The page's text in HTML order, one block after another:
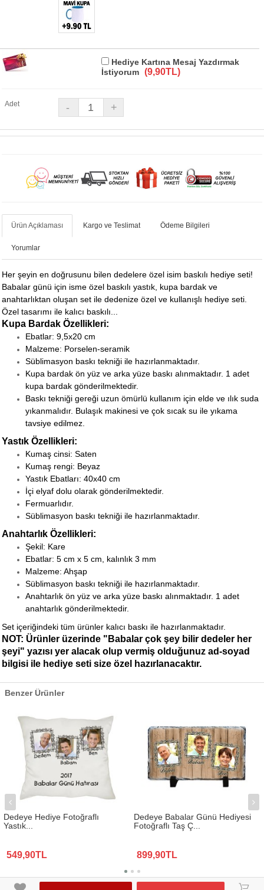
󰃦
Hediye Kartına Mesaj Yazdırmak
İstiyorum (9,90TL)
Adet
Ürün Açıklaması Kargo ve Teslimat Ödeme Bilgileri
Yorumlar
Her şeyin en doğrusunu bilen dedelere özel isim baskılı hediye seti!
Babalar günü için isme özel baskılı yastık, kupa bardak ve
anahtarlıktan oluşan set ile dedenize özel ve kullanışlı hediye seti.
Özel tasarımı ile kalıcı baskılı...
Kupa Bardak Özellikleri:
Ebatlar: 9,5x20 cm
Malzeme: Porselen-seramik
Süblimasyon baskı tekniği ile hazırlanmaktadır.
Kupa bardak ön yüz ve arka yüze baskı alınmaktadır. 1 adet
kupa bardak gönderilmektedir.
Baskı tekniği gereği uzun ömürlü kullanım için elde ve ılık suda
yıkanmalıdır. Bulaşık makinesi ve çok sıcak su ile yıkama
tavsiye edilmez.
Yastık Özellikleri:
Kumaş cinsi: Saten
Kumaş rengi: Beyaz
Yastık Ebatları: 40x40 cm
İçi elyaf dolu olarak gönderilmektedir.
Fermuarlıdır.
Süblimasyon baskı tekniği ile hazırlanmaktadır.
Anahtarlık Özellikleri:
Şekil: Kare
Ebatlar: 5 cm x 5 cm, kalınlık 3 mm
Malzeme: Ahşap
Süblimasyon baskı tekniği ile hazırlanmaktadır.
Anahtarlık ön yüz ve arka yüze baskı alınmaktadır. 1 adet
anahtarlık gönderilmektedir.
Set içeriğindeki tüm ürünler kalıcı baskı ile hazırlanmaktadır.
NOT: Ürünler üzerinde "Babalar çok şey bilir dedeler her
şeyi" yazısı yer alacak olup vermiş olduğunuz ad-soyad
bilgisi ile hediye seti size özel hazırlanacaktır.
Benzer Ürünler
Dedeye Hediye Fotoğraflı
Yastık...
549,90TL
Dedeye Babalar Günü Hediyesi
Fotoğraflı Taş Ç...
899,90TL
www.biresimden.com © 2015 - 2026 Tüm Hakları Saklıdır.